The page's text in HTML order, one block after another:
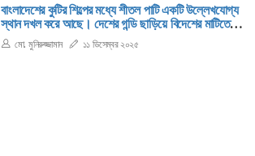
বাংলাদেশের কুটির শিল্পের মধ্যে শীতল পাটি একটি উল্লেখযোগ্য
স্থান দখল করে আছে। দেশের গন্ডি ছাড়িয়ে বিদেশের মাটিতেও
এদেশের শীতল পাটির যথেষ্ট চাহিদা রয়েছে।
মো. মুনিরুজ্জামান ১১ ডিসেম্বর ২০২৫